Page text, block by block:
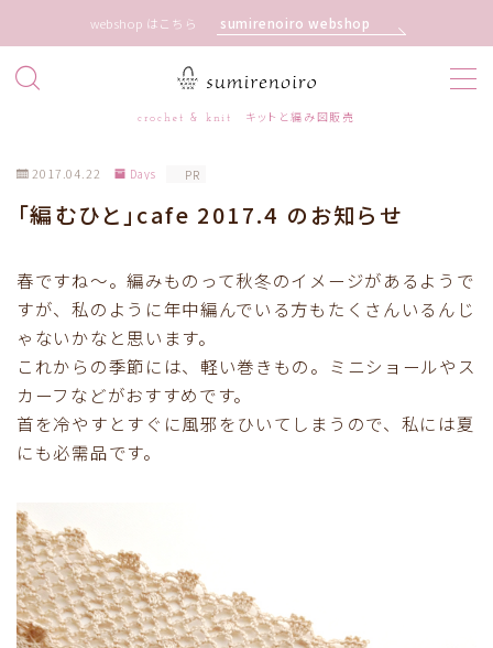
webshop はこちら sumirenoiro webshop
crochet & knit キットと編み図販売
MENU
Pattern 編み図
Days 日々のこと
About プロフィール
2017.04.22 Days PR
「編むひと」cafe 2017.4 のお知らせ
春ですね〜。編みものって秋冬のイメージがあるようで
すが、私のように年中編んでいる方もたくさんいるんじ
ゃないかなと思います。
これからの季節には、軽い巻きもの。ミニショールやス
カーフなどがおすすめです。
首を冷やすとすぐに風邪をひいてしまうので、私には夏
にも必需品です。